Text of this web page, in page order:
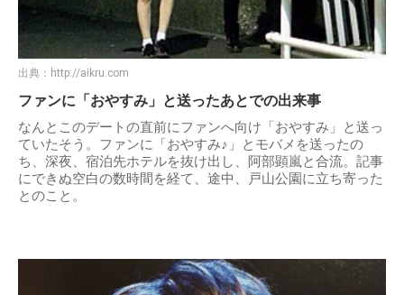
出典： http://aikru.com
ファンに「おやすみ」と送ったあとでの出来事
なんとこのデートの直前にファンへ向け「おやすみ」と送っ
ていたそう。ファンに「おやすみ♪」とモバメを送ったの
ち、深夜、宿泊先ホテルを抜け出し、阿部顕嵐と合流。記事
にできぬ空白の数時間を経て、途中、戸山公園に立ち寄った
とのこと。